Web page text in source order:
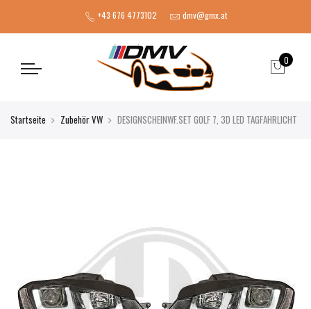
+43 676 4773102 dmv@gmx.at
0
Startseite Zubehör VW DESIGNSCHEINWF.SET GOLF 7, 3D LED TAGFAHRLICHT